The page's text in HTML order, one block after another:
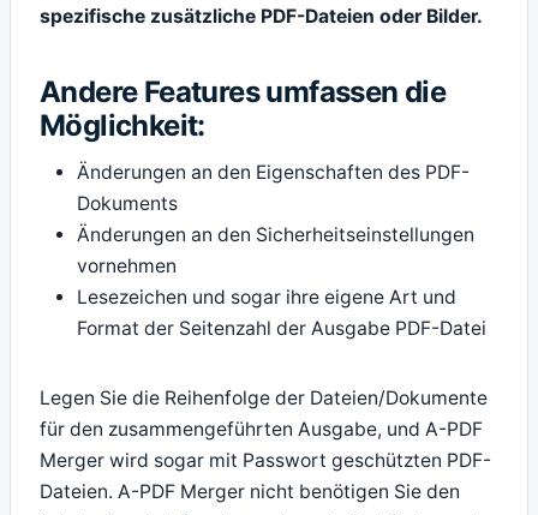
spezifische zusätzliche PDF-Dateien oder Bilder.
Andere Features umfassen die
Möglichkeit:
Änderungen an den Eigenschaften des PDF-
Dokuments
Änderungen an den Sicherheitseinstellungen
vornehmen
Lesezeichen und sogar ihre eigene Art und
Format der Seitenzahl der Ausgabe PDF-Datei
Legen Sie die Reihenfolge der Dateien/Dokumente
für den zusammengeführten Ausgabe, und A-PDF
Merger wird sogar mit Passwort geschützten PDF-
Dateien. A-PDF Merger nicht benötigen Sie den